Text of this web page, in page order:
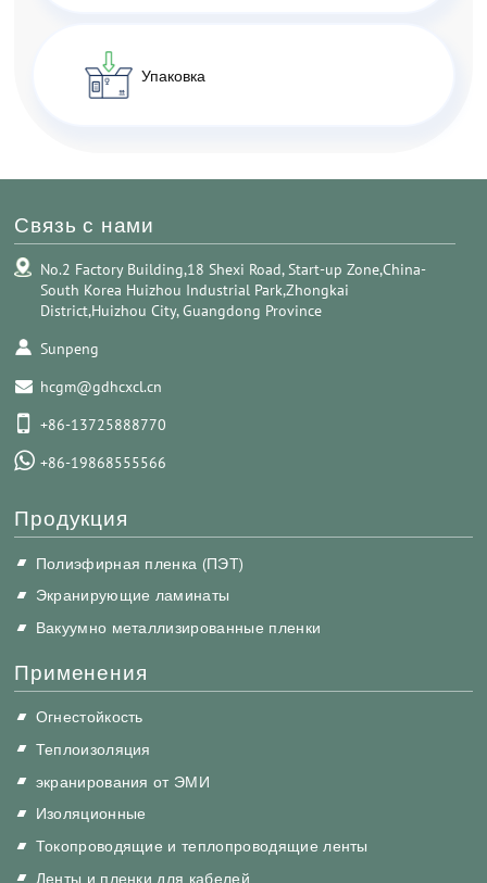
Упаковка
Связь с нами
No.2 Factory Building,18 Shexi Road, Start-up Zone,China-
South Korea Huizhou Industrial Park,Zhongkai
District,Huizhou City, Guangdong Province
Sunpeng
hcgm@gdhcxcl.cn
+86-13725888770
+86-19868555566
Продукция
Полиэфирная пленка (ПЭТ)
Экранирующие ламинаты
Вакуумно металлизированные пленки
Применения
Огнестойкость
Теплоизоляция
экранирования от ЭМИ
Изоляционные
Токопроводящие и теплопроводящие ленты
Ленты и пленки для кабелей